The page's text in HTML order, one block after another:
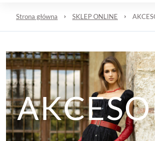
Strona główna SKLEP ONLINE